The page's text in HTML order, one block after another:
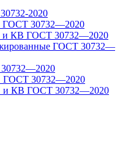
2020
30732—2020
КВ ГОСТ 30732—2020
ГОСТ 30732—
30732—2020
КВ ГОСТ 30732—2020